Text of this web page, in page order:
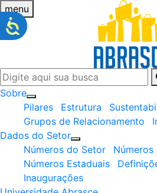
menu
Sobre
Pilares
Estrutura
Grupos de Relacionamento
Dados do Setor
Números do Setor
Números
Números Estaduais
Inaugurações